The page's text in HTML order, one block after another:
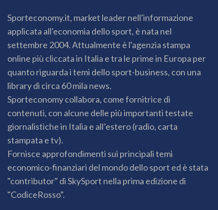
Sporteconomy.it, market leader nell'informazione
applicata all'economia dello sport, è nata nel
settembre 2004. Attualmente è l'agenzia stampa
online più cliccata in Italia e tra le prime in Europa per
quanto riguarda i temi dello sport-business, con una
library di circa 60 mila news.
Sporteconomy collabora, come fornitrice di
contenuti, con alcune delle più importanti testate
giornalistiche in Italia e all’estero (radio, carta
stampata e tv).
Fornisce approfondimenti sui principali temi
economico-finanziari del mondo dello sport ed è stata
"contributor" di SkySport nella prima edizione di
"CodiceRosso".